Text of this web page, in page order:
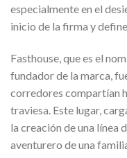
especialmente en el
inicio de la firma y
Fasthouse, que es el
fundador de la marca,
corredores compartían
traviesa. Este lugar,
la creación de una línea
aventurero de una